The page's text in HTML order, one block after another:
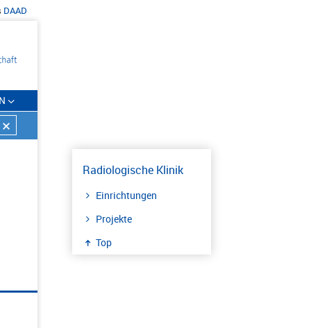
DAAD
Radiologische Klinik
Einrichtungen
Projekte
Top